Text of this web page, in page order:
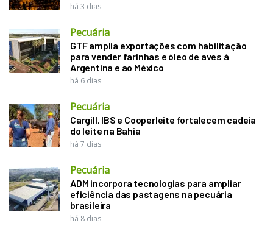
há 3 dias
Pecuária
GTF amplia exportações com habilitação
para vender farinhas e óleo de aves à
Argentina e ao México
há 6 dias
Pecuária
Cargill, IBS e Cooperleite fortalecem cadeia
do leite na Bahia
há 7 dias
Pecuária
ADM incorpora tecnologias para ampliar
eficiência das pastagens na pecuária
brasileira
há 8 dias